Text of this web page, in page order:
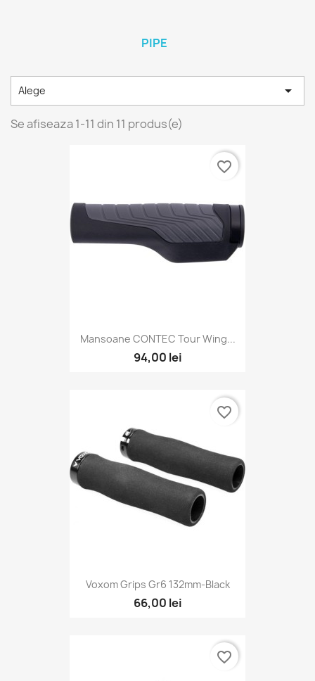
PIPE
Alege 
Se afiseaza 1-11 din 11 produs(e)
Mansoane CONTEC Tour Wing...
94,00 lei
favorite_border
Voxom Grips Gr6 132mm-Black
66,00 lei
favorite_border
favorite_border